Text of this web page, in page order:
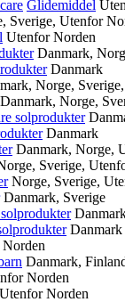
Glidemiddel
Sverige, Utenfor
Utenfor Norden
Danmark,
Danmark
Norge,
Danmark, Norge,
solprodukter
Danmark
Danmark, Norge,
Sverige,
Norge, Sverige,
Danmark, Sverige
Danmark
Danmark,
Norden
Utenfor Norden